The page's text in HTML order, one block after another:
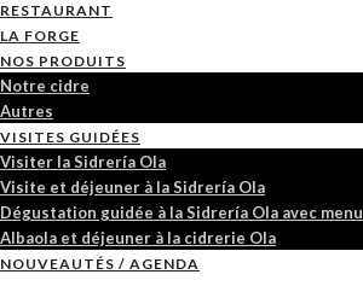
RESTAURANT
LA FORGE
NOS PRODUITS
Notre cidre
Autres
VISITES GUIDÉES
Visiter la Sidrería Ola
Visite et déjeuner à la Sidrería Ola
Dégustation guidée à la Sidrería Ola avec menu
Albaola et déjeuner à la cidrerie Ola
NOUVEAUTÉS / AGENDA